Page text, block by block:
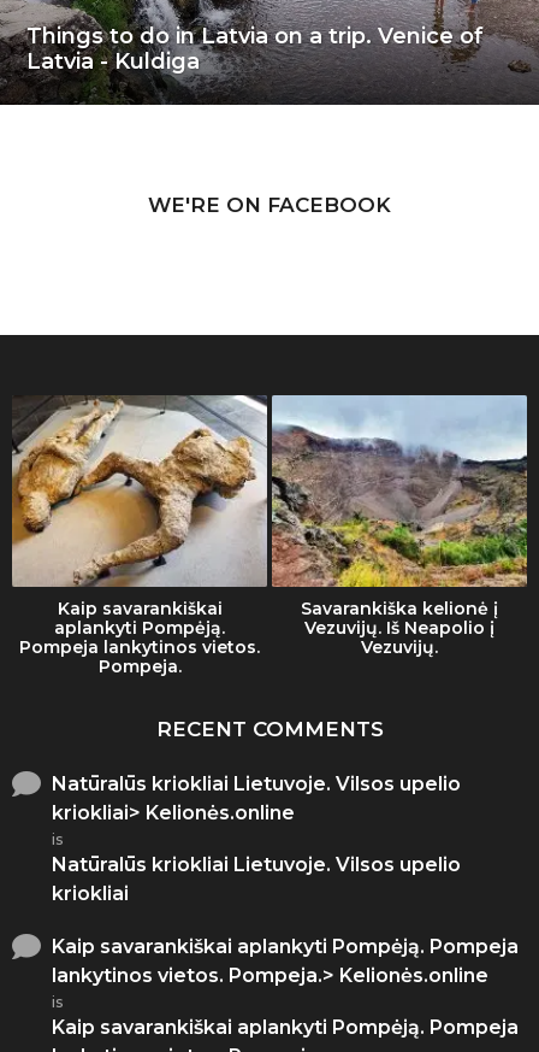
Things to do in Latvia on a trip. Venice of
Latvia - Kuldiga
WE'RE ON FACEBOOK
Kaip savarankiškai
aplankyti Pompėją.
Pompeja lankytinos vietos.
Pompeja.
Savarankiška kelionė į
Vezuvijų. Iš Neapolio į
Vezuvijų.
RECENT COMMENTS
Natūralūs kriokliai Lietuvoje. Vilsos upelio
kriokliai> Kelionės.online
is
Natūralūs kriokliai Lietuvoje. Vilsos upelio
kriokliai
Kaip savarankiškai aplankyti Pompėją. Pompeja
lankytinos vietos. Pompeja.> Kelionės.online
is
Kaip savarankiškai aplankyti Pompėją. Pompeja